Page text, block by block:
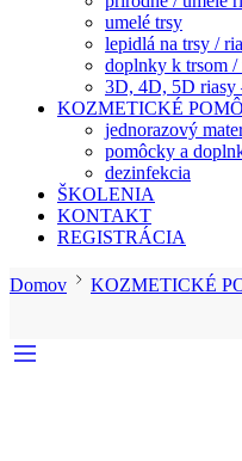
umelé trsy
lepidlá na trsy /
doplnky k trsom /
3D, 4D, 5D
KOZMETICKÉ
jednorazový
pomôcky a
dezinfekcia
ŠKOLENIA
KONTAKT
REGISTRÁCIA
Domov KOZMETICKÉ